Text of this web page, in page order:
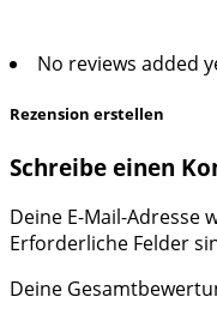
No reviews added
Rezension erstellen
Schreibe einen
Deine E-Mail-
Erforderliche Felder
Deine